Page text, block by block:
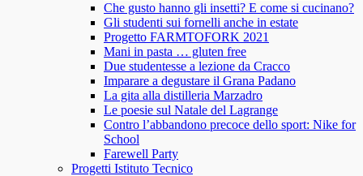
Che gusto hanno gli insetti? E come si cucinano?
Gli studenti sui fornelli anche in estate
Progetto FARMTOFORK 2021
Mani in pasta … gluten free
Due studentesse a lezione da Cracco
Imparare a degustare il Grana Padano
La gita alla distilleria Marzadro
Le poesie sul Natale del Lagrange
Contro l’abbandono precoce dello sport: Nike for
School
Farewell Party
Progetti Istituto Tecnico